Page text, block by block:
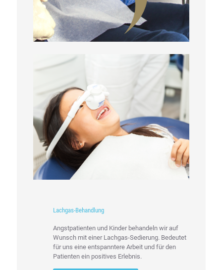
Lachgas-Behandlung
Angstpatienten und Kinder behandeln wir auf
Wunsch mit einer Lachgas-Sedierung. Bedeutet
für uns eine entspanntere Arbeit und für den
Patienten ein positives Erlebnis.